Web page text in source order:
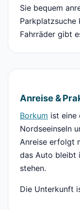
Sie bequem
Parkplatzsuche
Fahrräder gibt
Anreise &
Borkum ist eine
Nordseeinseln
Anreise erfolgt
das Auto bleibt
stehen.
Die Unterkunft